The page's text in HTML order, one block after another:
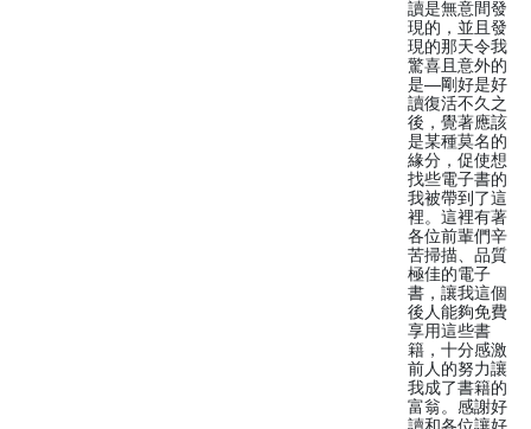
讀是無意間發
現的，並且發
現的那天令我
驚喜且意外的
是—剛好是好
讀復活不久之
後，覺著應該
是某種莫名的
緣分，促使想
找些電子書的
我被帶到了這
裡。這裡有著
各位前輩們辛
苦掃描、品質
極佳的電子
書，讓我這個
後人能夠免費
享用這些書
籍，十分感激
前人的努力讓
我成了書籍的
富翁。感謝好